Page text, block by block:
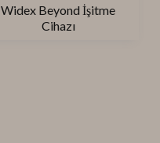
Widex Beyond İşitme
Cihazı